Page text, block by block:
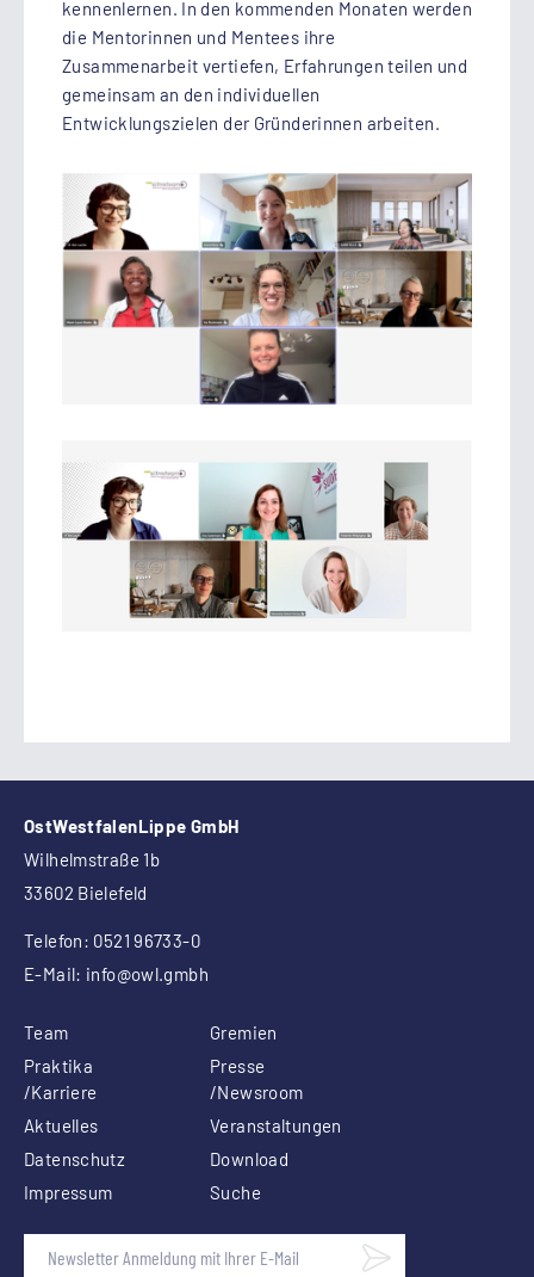
kennenlernen. In den kommenden Monaten werden
die Mentorinnen und Mentees ihre
Zusammenarbeit vertiefen, Erfahrungen teilen und
gemeinsam an den individuellen
Entwicklungszielen der Gründerinnen arbeiten.
OstWestfalenLippe GmbH
Wilhelmstraße 1b
33602 Bielefeld
Telefon: 0521 96733-0
E-Mail: info@owl.gmbh
Team
Gremien
Praktika
/Karriere
Presse
/Newsroom
Aktuelles
Veranstaltungen
Datenschutz
Download
Impressum
Suche